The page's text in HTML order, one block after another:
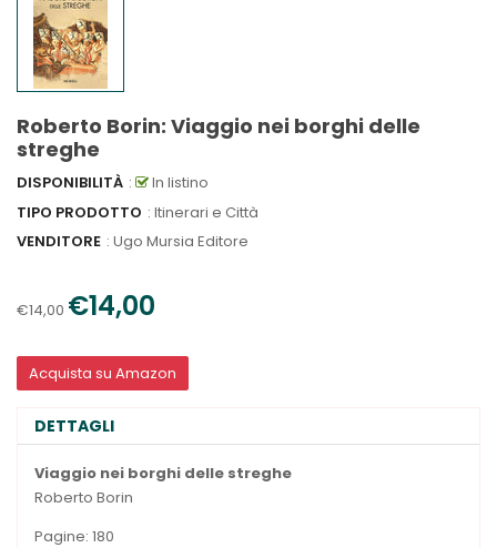
Roberto Borin: Viaggio nei borghi delle
streghe
DISPONIBILITÀ :
In listino
TIPO PRODOTTO : Itinerari e Città
VENDITORE : Ugo Mursia Editore
€14,00 €14,00
Acquista su Amazon
DETTAGLI
Viaggio nei borghi delle streghe
Roberto Borin
Pagine: 180